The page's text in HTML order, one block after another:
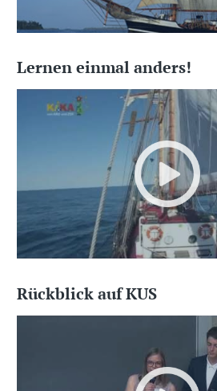
Lernen einmal anders!
Rückblick auf KUS